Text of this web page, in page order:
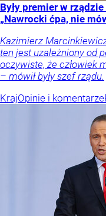
Były premier w
„Nawrocki ćpa, nie
Kazimierz
ten jest uzależniony od
oczywiste, że człowiek
– mówił były szef rządu.
KrajOpinie i komentarze